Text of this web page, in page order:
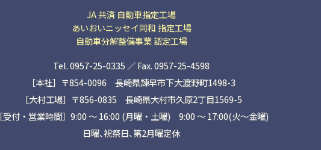
JA 共済 自動車指定工場
あいおいニッセイ同和 指定工場
自動車分解整備事業 認定工場
Tel. 0957-25-0335 ／ Fax. 0957-25-4598
［本社］〒854-0096 長崎県諫早市下大渡野町1498-3
［大村工場］〒856-0835 長崎県大村市久原2丁目1569-5
［受付・営業時間］9:00 ～ 16:00 (月曜・土曜) 9:00 〜 17:00(火〜金曜)
日曜､祝祭日､第2月曜定休